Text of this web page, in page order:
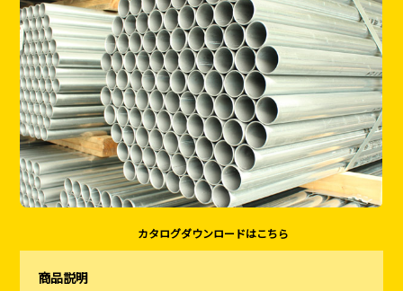
お問い合わせ
アクセス
カタログダウンロードはこちら
商品説明